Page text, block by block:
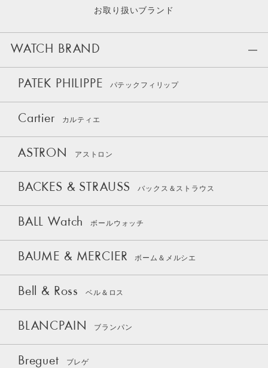
お取り扱いブランド
WATCH BRAND
PATEK PHILIPPE パテックフィリップ
Cartier カルティエ
ASTRON アストロン
BACKES & STRAUSS バックス＆ストラウス
BALL Watch ボールウォッチ
BAUME & MERCIER ボーム＆メルシエ
Bell & Ross ベル＆ロス
BLANCPAIN ブランパン
Breguet ブレゲ